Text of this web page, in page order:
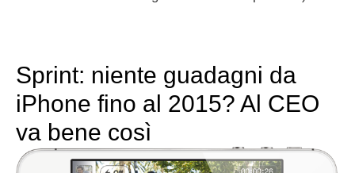
Sprint: niente guadagni da
iPhone fino al 2015? Al CEO
va bene così